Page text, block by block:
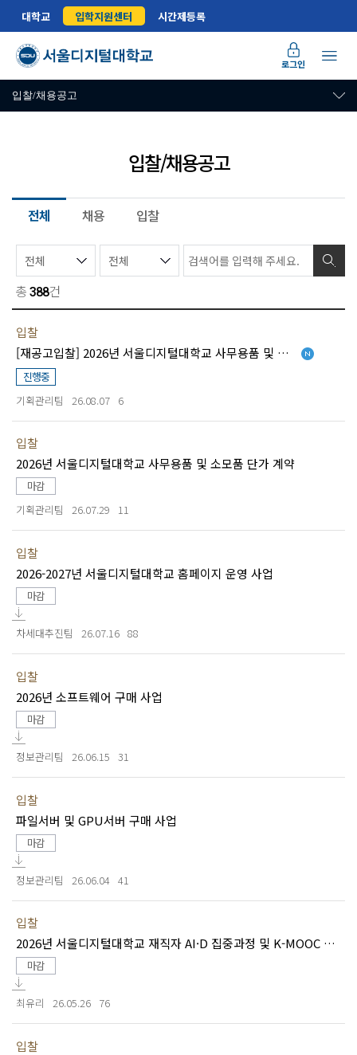
대학교 입학지원센터 시간제등록
로그인
입찰/채용공고
입찰/채용공고
전체 채용 입찰
총 388건
입찰
[재공고입찰] 2026년 서울디지털대학교 사무용품 및 소모품 단가 계약
[새글]
진행중
기획관리팀
26.08.07 6
입찰
2026년 서울디지털대학교 사무용품 및 소모품 단가 계약
마감
기획관리팀
26.07.29 11
입찰
2026-2027년 서울디지털대학교 홈페이지 운영 사업
마감
차세대추진팀 26.07.16 88
입찰
2026년 소프트웨어 구매 사업
마감
정보관리팀 26.06.15 31
입찰
파일서버 및 GPU서버 구매 사업
마감
정보관리팀 26.06.04 41
입찰
2026년 서울디지털대학교 재직자 AI·D 집중과정 및 K-MOOC 콘텐츠 개발
마감
최유리 26.05.26 76
입찰